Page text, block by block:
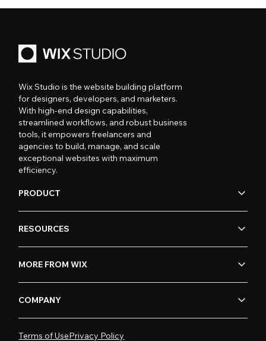
Wix Studio is the website building platform
for designers, developers, and marketers.
With high-end design capabilities,
streamlined workflows, and robust business
tools, it empowers freelancers and
agencies to build, manage, and scale
exceptional websites with maximum
efficiency.
PRODUCT
RESOURCES
MORE FROM WIX
COMPANY
Terms of UsePrivacy Policy